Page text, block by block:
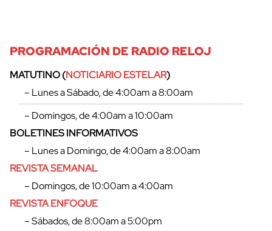
PROGRAMACIÓN DE RADIO RELOJ
MATUTINO (NOTICIARIO ESTELAR)
– Lunes a Sábado, de 4:00am a 8:00am
– Domingos, de 4:00am a 10:00am
BOLETINES INFORMATIVOS
– Lunes a Domingo, de 4:00am a 8:00am
REVISTA SEMANAL
– Domingos, de 10:00am a 4:00am
REVISTA ENFOQUE
– Sábados, de 8:00am a 5:00pm